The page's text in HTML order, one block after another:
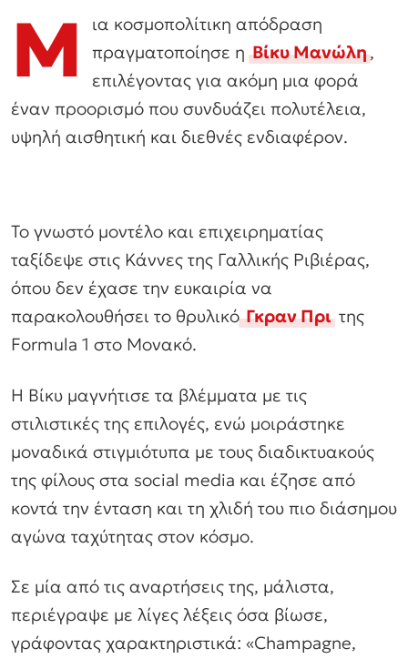
Μ
ια κοσμοπολίτικη απόδραση
πραγματοποίησε ηΒίκυ Μανώλη,
επιλέγοντας για ακόμη μια φορά
έναν προορισμό που συνδυάζει πολυτέλεια,
υψηλή αισθητική και διεθνές ενδιαφέρον.
Το γνωστό μοντέλο και επιχειρηματίας
ταξίδεψε στις Κάννες της Γαλλικής Ριβιέρας,
όπου δεν έχασε την ευκαιρία να
παρακολουθήσει το θρυλικόΓκραν Πριτης
Formula 1 στο Μονακό.
Η Βίκυ μαγνήτισε τα βλέμματα με τις
στιλιστικές της επιλογές, ενώ μοιράστηκε
μοναδικά στιγμιότυπα με τους διαδικτυακούς
της φίλους στα social media και έζησε από
κοντά την ένταση και τη χλιδή του πιο διάσημου
αγώνα ταχύτητας στον κόσμο.
Σε μία από τις αναρτήσεις της, μάλιστα,
περιέγραψε με λίγες λέξεις όσα βίωσε,
γράφοντας χαρακτηριστικά: «Champagne,